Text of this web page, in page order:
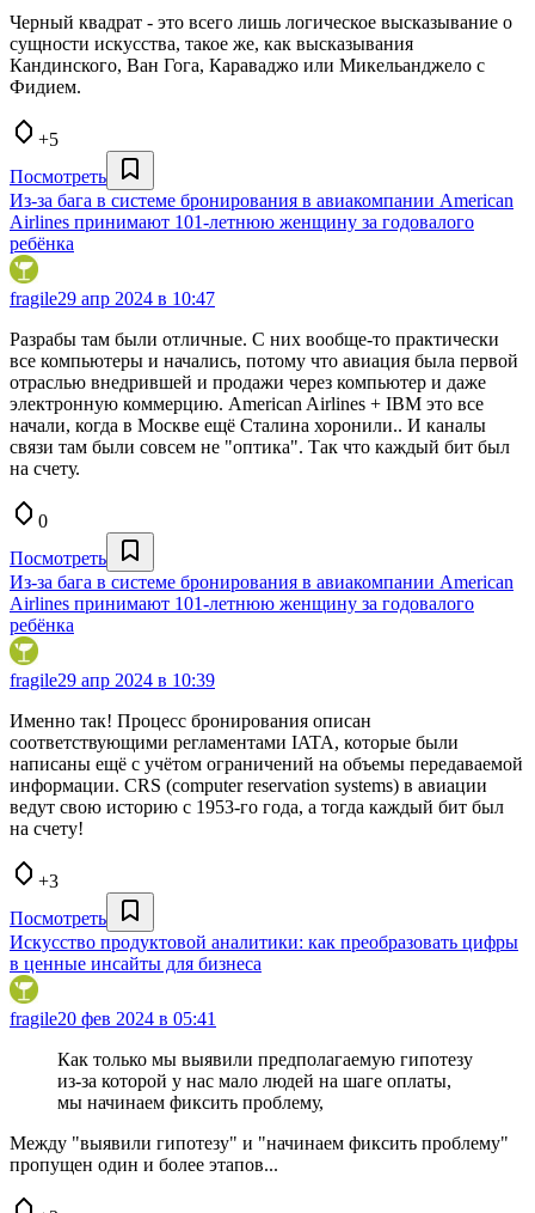
Черный квадрат - это всего лишь логическое высказывание о
сущности искусства, такое же, как высказывания
Кандинского, Ван Гога, Караваджо или Микельанджело с
Фидием.
+5
Посмотреть
Из-за бага в системе бронирования в авиакомпании American
Airlines принимают 101-летнюю женщину за годовалого
ребёнка
fragile29 апр 2024 в 10:47
Разрабы там были отличные. С них вообще-то практически
все компьютеры и начались, потому что авиация была первой
отраслью внедрившей и продажи через компьютер и даже
электронную коммерцию. American Airlines + IBM это все
начали, когда в Москве ещё Сталина хоронили.. И каналы
связи там были совсем не "оптика". Так что каждый бит был
на счету.
0
Посмотреть
Из-за бага в системе бронирования в авиакомпании American
Airlines принимают 101-летнюю женщину за годовалого
ребёнка
fragile29 апр 2024 в 10:39
Именно так! Процесс бронирования описан
соответствующими регламентами IATA, которые были
написаны ещё с учётом ограничений на объемы передаваемой
информации. CRS (computer reservation systems) в авиации
ведут свою историю с 1953-го года, а тогда каждый бит был
на счету!
+3
Посмотреть
Искусство продуктовой аналитики: как преобразовать цифры
в ценные инсайты для бизнеса
fragile20 фев 2024 в 05:41
Как только мы выявили предполагаемую гипотезу
из-за которой у нас мало людей на шаге оплаты,
мы начинаем фиксить проблему,
Между "выявили гипотезу" и "начинаем фиксить проблему"
пропущен один и более этапов...